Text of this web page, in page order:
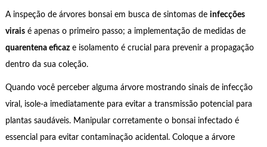
A inspeção de árvores bonsai em busca de sintomas de infecções
viraisé apenas o primeiro passo; a implementação de medidas de
quarentena eficaze isolamento é crucial para prevenir a propagação
dentro da sua coleção.
Quando você perceber alguma árvore mostrando sinais de infecção
viral, isole-a imediatamente para evitar a transmissão potencial para
plantas saudáveis. Manipular corretamente o bonsai infectado é
essencial para evitar contaminação acidental. Coloque a árvore